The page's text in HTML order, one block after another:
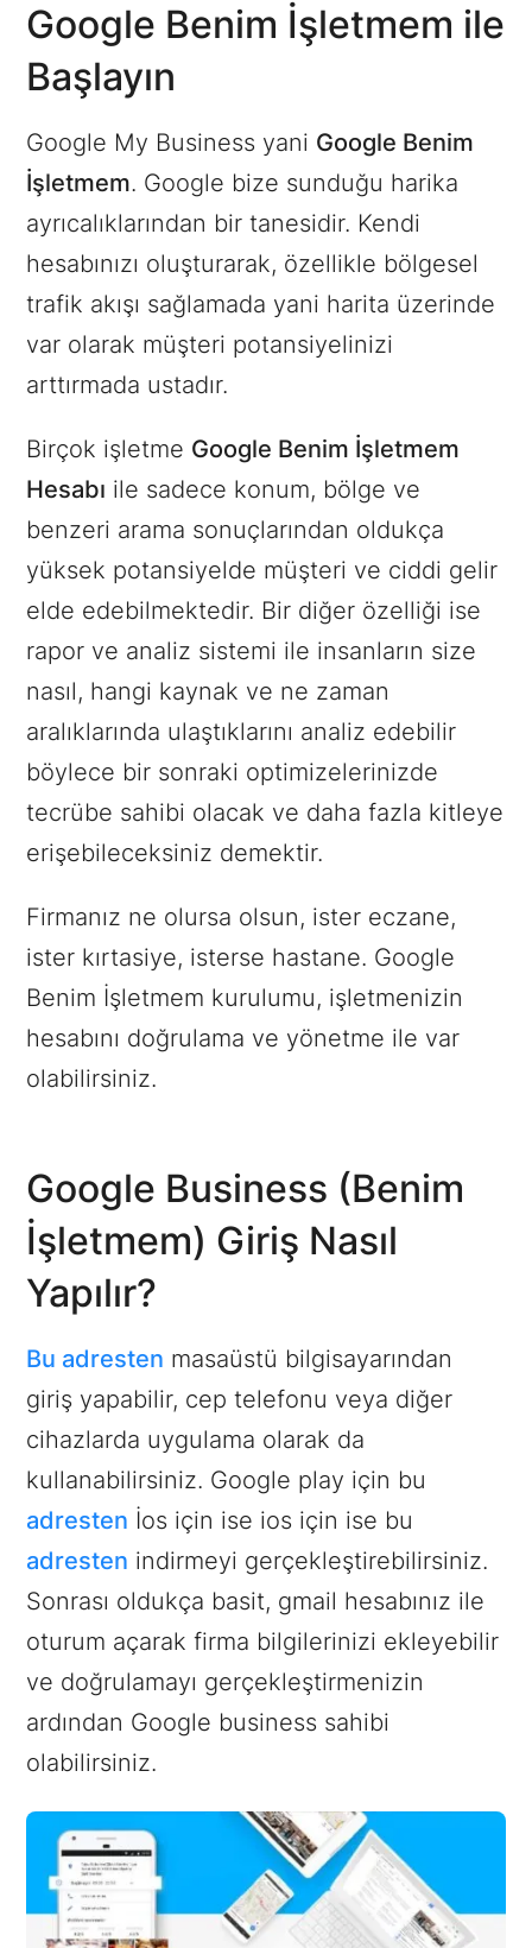
Google Benim İşletmem ile
Başlayın
Google My Business yani Google Benim
İşletmem. Google bize sunduğu harika
ayrıcalıklarından bir tanesidir. Kendi
hesabınızı oluşturarak, özellikle bölgesel
trafik akışı sağlamada yani harita üzerinde
var olarak müşteri potansiyelinizi
arttırmada ustadır.
Birçok işletme Google Benim İşletmem
Hesabı ile sadece konum, bölge ve
benzeri arama sonuçlarından oldukça
yüksek potansiyelde müşteri ve ciddi gelir
elde edebilmektedir. Bir diğer özelliği ise
rapor ve analiz sistemi ile insanların size
nasıl, hangi kaynak ve ne zaman
aralıklarında ulaştıklarını analiz edebilir
böylece bir sonraki optimizelerinizde
tecrübe sahibi olacak ve daha fazla kitleye
erişebileceksiniz demektir.
Firmanız ne olursa olsun, ister eczane,
ister kırtasiye, isterse hastane. Google
Benim İşletmem kurulumu, işletmenizin
hesabını doğrulama ve yönetme ile var
olabilirsiniz.
Google Business (Benim
İşletmem) Giriş Nasıl
Yapılır?
Bu adresten masaüstü bilgisayarından
giriş yapabilir, cep telefonu veya diğer
cihazlarda uygulama olarak da
kullanabilirsiniz. Google play için bu
adresten İos için ise ios için ise bu
adresten indirmeyi gerçekleştirebilirsiniz.
Sonrası oldukça basit, gmail hesabınız ile
oturum açarak firma bilgilerinizi ekleyebilir
ve doğrulamayı gerçekleştirmenizin
ardından Google business sahibi
olabilirsiniz.